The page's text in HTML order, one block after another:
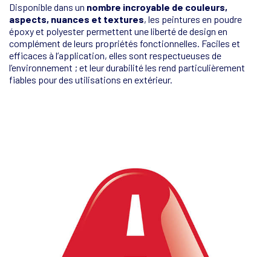
Disponible dans un nombre incroyable de couleurs,
aspects, nuances et textures, les peintures en poudre
époxy et polyester permettent une liberté de design en
complément de leurs propriétés fonctionnelles. Faciles et
efficaces à l’application, elles sont respectueuses de
l’environnement ; et leur durabilité les rend particulièrement
fiables pour des utilisations en extérieur.